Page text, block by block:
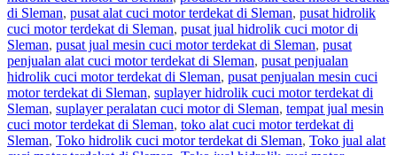
di Sleman, pusat alat cuci motor terdekat di Sleman, pusat hidrolik
cuci motor terdekat di Sleman, pusat jual hidrolik cuci motor di
Sleman, pusat jual mesin cuci motor terdekat di Sleman, pusat
penjualan alat cuci motor terdekat di Sleman, pusat penjualan
hidrolik cuci motor terdekat di Sleman, pusat penjualan mesin cuci
motor terdekat di Sleman, suplayer hidrolik cuci motor terdekat di
Sleman, suplayer peralatan cuci motor di Sleman, tempat jual mesin
cuci motor terdekat di Sleman, toko alat cuci motor terdekat di
Sleman, Toko hidrolik cuci motor terdekat di Sleman, Toko jual alat